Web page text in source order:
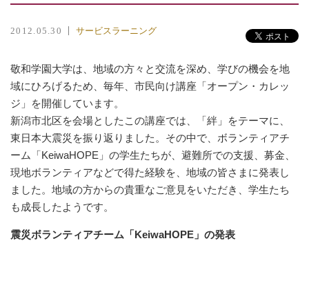
2012.05.30 サービスラーニング
敬和学園大学は、地域の方々と交流を深め、学びの機会を地
域にひろげるため、毎年、市民向け講座「オープン・カレッ
ジ」を開催しています。
新潟市北区を会場としたこの講座では、「絆」をテーマに、
東日本大震災を振り返りました。その中で、ボランティアチ
ーム「KeiwaHOPE」の学生たちが、避難所での支援、募金、
現地ボランティアなどで得た経験を、地域の皆さまに発表し
ました。地域の方からの貴重なご意見をいただき、学生たち
も成長したようです。
震災ボランティアチーム「KeiwaHOPE」の発表